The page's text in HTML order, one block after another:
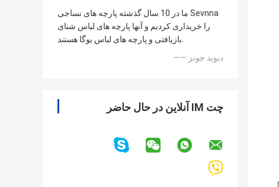
ما در 10 سال گذشته پارچه های نساجی Sevnna
را خریداری کردیم و آنها پارچه های لباس شنای
بازیافتی و پارچه های لباس یوگا هستند.
—— دیوید جونز
چت IM آنلاین در حال حاضر